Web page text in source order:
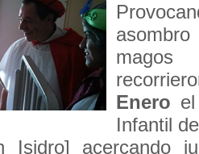
Enero
Infantil
Isidro] acercando